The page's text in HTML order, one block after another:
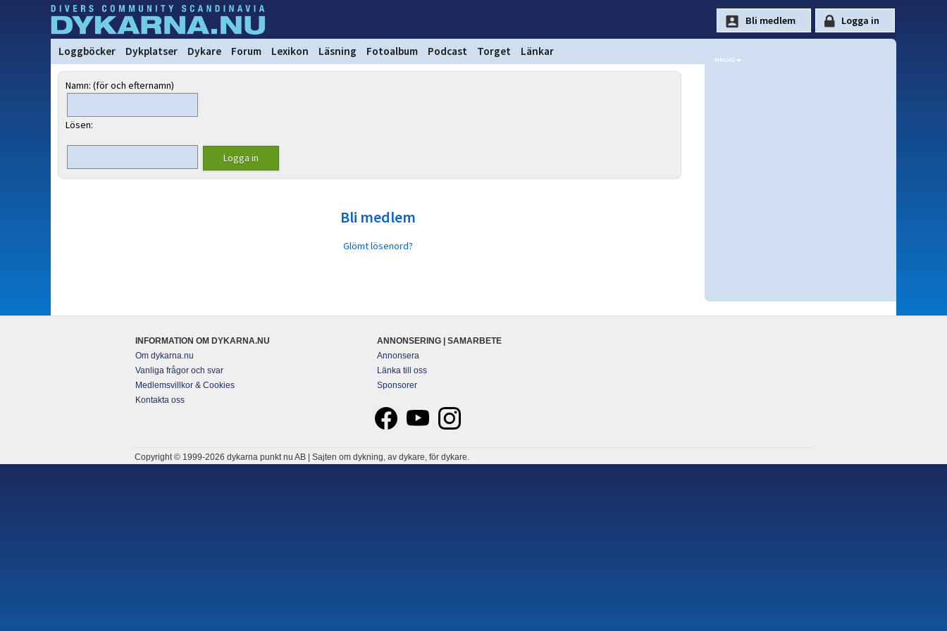
Loggböcker Dykplatser Dykare Forum Lexikon Läsning Fotoalbum Podcast Torget Länkar
Namn: (för och efternamn)
Lösen:
Bli medlem
Glömt lösenord?
INFORMATION OM DYKARNA.NU
Om dykarna.nu
Vanliga frågor och svar
Medlemsvillkor & Cookies
Kontakta oss
ANNONSERING | SAMARBETE
Annonsera
Länka till oss
Sponsorer
Copyright © 1999-2026 dykarna punkt nu AB | Sajten om dykning, av dykare, för dykare.